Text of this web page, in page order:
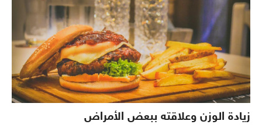
زيادة الوزن وعلاقته ببعض الأمراض